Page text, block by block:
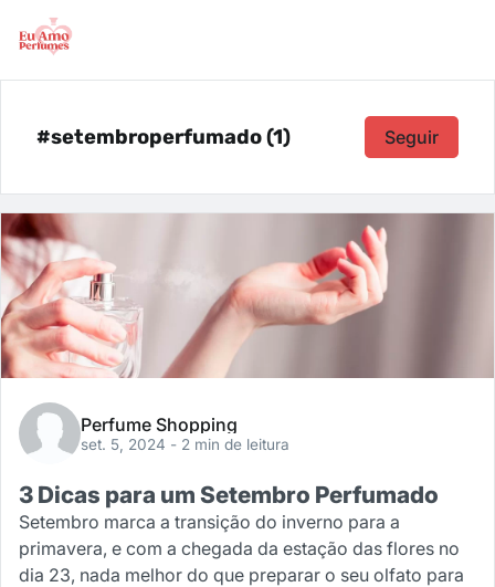
#setembroperfumado (1) Seguir
Perfume Shopping
set. 5, 2024 - 2 min de leitura
3 Dicas para um Setembro Perfumado
Setembro marca a transição do inverno para a
primavera, e com a chegada da estação das flores no
dia 23, nada melhor do que preparar o seu olfato para